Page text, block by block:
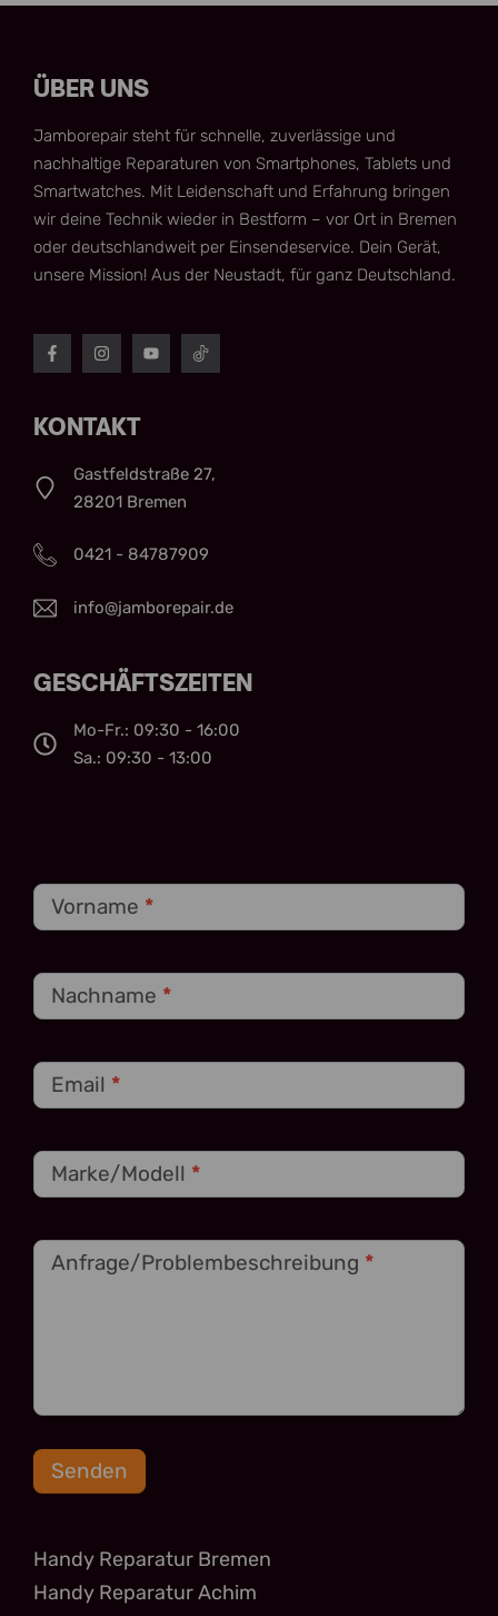
ÜBER UNS
Jamborepair steht für schnelle, zuverlässige und
nachhaltige Reparaturen von Smartphones, Tablets und
Smartwatches. Mit Leidenschaft und Erfahrung bringen
wir deine Technik wieder in Bestform – vor Ort in Bremen
oder deutschlandweit per Einsendeservice. Dein Gerät,
unsere Mission! Aus der Neustadt, für ganz Deutschland.
KONTAKT
Gastfeldstraße 27,
28201 Bremen
0421 - 84787909
info@jamborepair.de
GESCHÄFTSZEITEN
Mo-Fr.: 09:30 - 16:00
Sa.: 09:30 - 13:00
Kontakt
Vorname *
Nachname *
Email *
Marke/Modell *
Anfrage/Problembeschreibung *
Senden
Handy Reparatur Bremen
Handy Reparatur Achim